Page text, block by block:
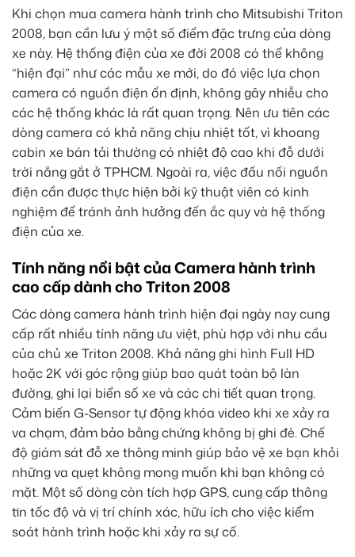
Khi chọn mua camera hành trình cho Mitsubishi Triton
2008, bạn cần lưu ý một số điểm đặc trưng của dòng
xe này. Hệ thống điện của xe đời 2008 có thể không
“hiện đại” như các mẫu xe mới, do đó việc lựa chọn
camera có nguồn điện ổn định, không gây nhiễu cho
các hệ thống khác là rất quan trọng. Nên ưu tiên các
dòng camera có khả năng chịu nhiệt tốt, vì khoang
cabin xe bán tải thường có nhiệt độ cao khi đỗ dưới
trời nắng gắt ở TPHCM. Ngoài ra, việc đấu nối nguồn
điện cần được thực hiện bởi kỹ thuật viên có kinh
nghiệm để tránh ảnh hưởng đến ắc quy và hệ thống
điện của xe.
Tính năng nổi bật của Camera hành trình
cao cấp dành cho Triton 2008
Các dòng camera hành trình hiện đại ngày nay cung
cấp rất nhiều tính năng ưu việt, phù hợp với nhu cầu
của chủ xe Triton 2008. Khả năng ghi hình Full HD
hoặc 2K với góc rộng giúp bao quát toàn bộ làn
đường, ghi lại biển số xe và các chi tiết quan trọng.
Cảm biến G-Sensor tự động khóa video khi xe xảy ra
va chạm, đảm bảo bằng chứng không bị ghi đè. Chế
độ giám sát đỗ xe thông minh giúp bảo vệ xe bạn khỏi
những va quẹt không mong muốn khi bạn không có
mặt. Một số dòng còn tích hợp GPS, cung cấp thông
tin tốc độ và vị trí chính xác, hữu ích cho việc kiểm
soát hành trình hoặc khi xảy ra sự cố.